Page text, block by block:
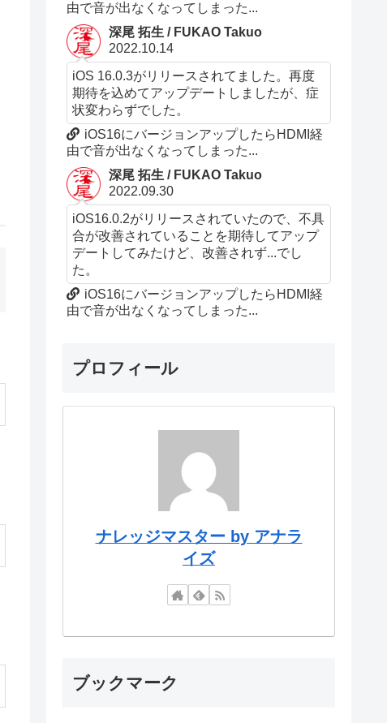
由で音が出なくなってしまった...
深尾 拓生 / FUKAO Takuo
2022.10.14
iOS 16.0.3がリリースされてました。再度
期待を込めてアップデートしましたが、症
状変わらずでした。
iOS16にバージョンアップしたらHDMI経
由で音が出なくなってしまった...
深尾 拓生 / FUKAO Takuo
2022.09.30
iOS16.0.2がリリースされていたので、不具
合が改善されていることを期待してアップ
デートしてみたけど、改善されず...でし
た。
iOS16にバージョンアップしたらHDMI経
由で音が出なくなってしまった...
プロフィール
ナレッジマスター by アナラ
イズ
ブックマーク